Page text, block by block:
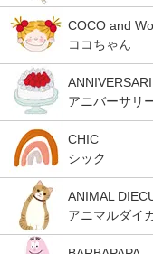
COCO and
ココちゃん
アニバーサリ
CHIC
シック
ANIMAL
アニマルダイ